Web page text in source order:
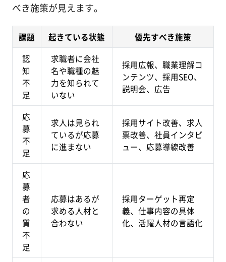
べき施策が見えます。
課題 起きている状態
優先すべき施策
認
知
不
足
求職者に会社
名や職種の魅
力を知られて
いない
採用広報、職業理解コ
ンテンツ、採用SEO、
説明会、広告
応
募
不
足
求人は見られ
ているが応募
に進まない
採用サイト改善、求人
票改善、社員インタビ
ュー、応募導線改善
応
募
者
の
質
不
足
応募はあるが
求める人材と
合わない
採用ターゲット再定
義、仕事内容の具体
化、活躍人材の言語化